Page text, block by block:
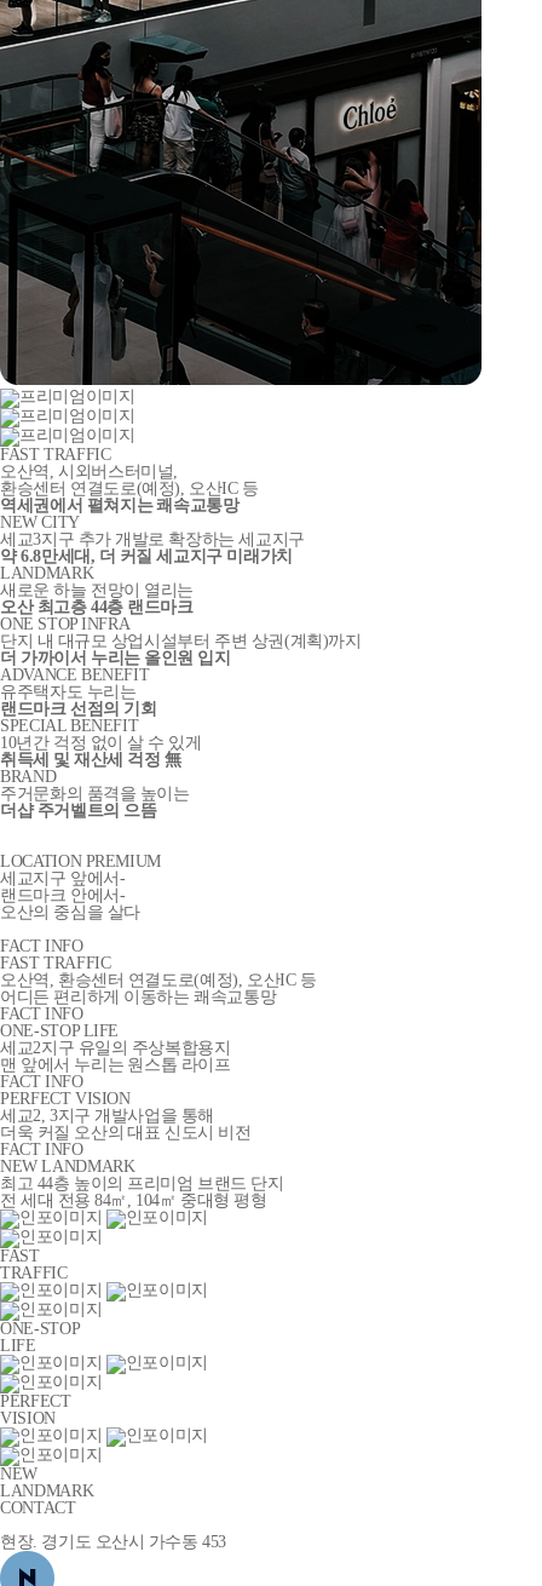
FAST TRAFFIC
오산역, 시외버스터미널,
환승센터 연결도로(예정) , 오산IC 등
역세권에서 펼쳐지는 쾌속교통망
NEW CITY
세교3지구 추가 개발로 확장하는 세교지구
약 6.8만세대, 더 커질 세교지구 미래가치
LANDMARK
새로운 하늘 전망이 열리는
오산 최고층 44층 랜드마크
ONE STOP INFRA
단지 내 대규모 상업시설부터 주변 상권(계획)까지
더 가까이서 누리는 올인원 입지
ADVANCE BENEFIT
유주택자도 누리는
랜드마크 선점의 기회
SPECIAL BENEFIT
10년간 걱정 없이 살 수 있게
취득세 및 재산세 걱정 無
BRAND
주거문화의 품격을 높이는
더샵 주거벨트의 으뜸
LOCATION PREMIUM
세교지구 앞에서-
랜드마크 안에서-
오산의 중심을 살다
FACT INFO
FAST TRAFFIC
오산역, 환승센터 연결도로(예정), 오산IC 등
어디든 편리하게 이동하는 쾌속교통망
FACT INFO
ONE-STOP LIFE
세교2지구 유일의 주상복합용지
맨 앞에서 누리는 원스톱 라이프
FACT INFO
PERFECT VISION
세교2, 3지구 개발사업을 통해
더욱 커질 오산의 대표 신도시 비전
FACT INFO
NEW LANDMARK
최고 44층 높이의 프리미엄 브랜드 단지
전 세대 전용 84㎡, 104㎡ 중대형 평형
FAST
TRAFFIC
ONE-STOP
LIFE
PERFECT
VISION
NEW
LANDMARK
CONTACT
현장. 경기도 오산시 가수동 453